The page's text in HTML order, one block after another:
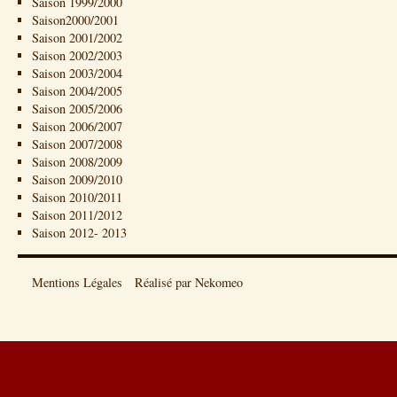
Saison2000/2001
Saison 2001/2002
Saison 2002/2003
Saison 2003/2004
Saison 2004/2005
Saison 2005/2006
Saison 2006/2007
Saison 2007/2008
Saison 2008/2009
Saison 2009/2010
Saison 2010/2011
Saison 2011/2012
Saison 2012- 2013
Mentions Légales Réalisé par Nekomeo